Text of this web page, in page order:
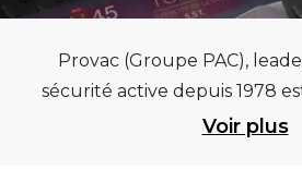
Provac (Groupe PAC),
sécurité active depuis 1978
équipements pourVoir plus